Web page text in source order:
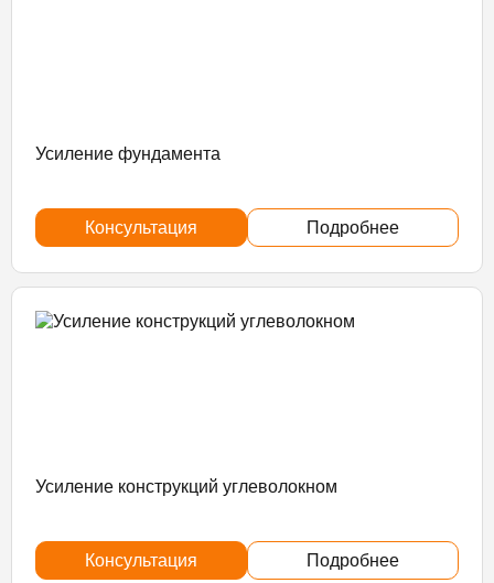
Усиление фундамента
Консультация Подробнее
Усиление конструкций углеволокном
Консультация Подробнее